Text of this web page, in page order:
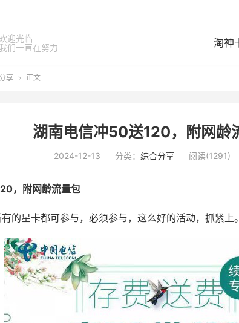
欢迎光临
我们一直在努力
淘神
享  正文
湖南电信冲50送120，附网龄
2024-12-13 分类： 综合分享 阅读(1291)
，附网龄流量包
的星卡都可参与，必须参与，这么好的活动，抓紧上。